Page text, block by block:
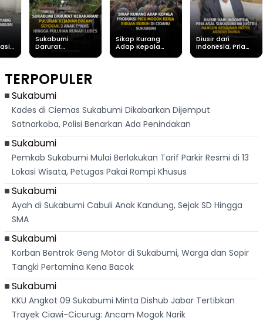
Sukabumi
Darurat
Kebakaran!
Anak Tewas
Hingga Puluhan
Rumah Ludes
Sikap Kurang
Adap Kepala
Diusir dari
Indonesia, Pria
TERPOPULER
Sukabumi
Kades di Ciemas Sukabumi Dikabarkan Dijemput
Satnarkoba, Polisi Benarkan Ada Penindakan
Sukabumi
Pemkab Sukabumi Mulai Berlakukan Tarif Parkir Resmi di 13
Lokasi Wisata, Petugas Pakai Rompi Khusus
Sukabumi
Ayah di Sukabumi Cabuli Anak Kandung, Sejak SD Hingga
SMA
Sukabumi
Korban Bentrok Geng Motor di Sukabumi, Warga dan Sopir
Tangki Pertamina Kena Bacok
Sukabumi
KKU Angkot 09 Sukabumi Minta Dishub Jabar Tertibkan
Trayek Ciawi-Cicurug: Ancam Mogok Narik